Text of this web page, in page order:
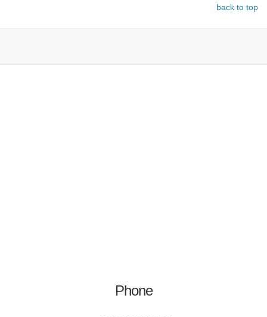
back to top
Phone